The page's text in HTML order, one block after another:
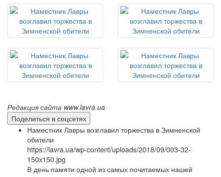
Редакция сайта www.lavra.ua
Поделиться в соцсетях
Наместник Лавры возглавил торжества в Зимненской
обители
https://lavra.ua/wp-content/uploads/2018/09/003-32-
150x150.jpg
В день памяти одной из самых почитаемых нашей